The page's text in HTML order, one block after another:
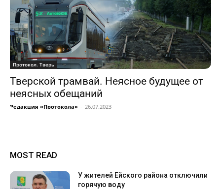
Протокол. Тверь
Тверской трамвай. Неясное будущее от
неясных обещаний
Редакция «Протокола» - 26.07.2023
MOST READ
У жителей Ейского района отключили
горячую воду